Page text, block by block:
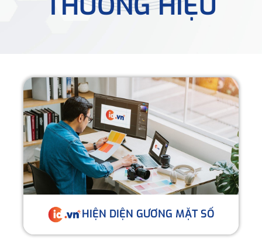
HIỆN DIỆN GƯƠNG MẶT SỐ